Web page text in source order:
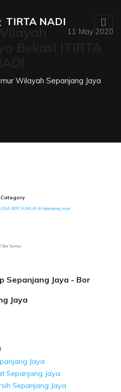
TIRTA NADI
11 May 2020
Wilayah Sepanjang Jaya
Category
JASA BOR SUMUR di Sepanjang Jaya
Bor Sumur
Sepanjang Jaya - Bor
Jaya
Jaya
Sepanjang Jaya
Sepanjang Jaya